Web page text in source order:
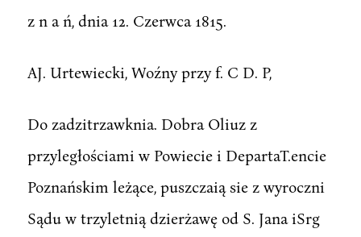
z n a ń, dnia 12. Czerwca 1815.
AJ. Urtewiecki, Woźny przy f. C D. P,
Do zadzitrzawknia. Dobra Oliuz z
przyległościami w Powiecie i DepartaT.encie
Poznańskim leżące, puszczaią sie z wyroczni
Sądu w trzyletnią dzierżawę od S. Jana iSrg